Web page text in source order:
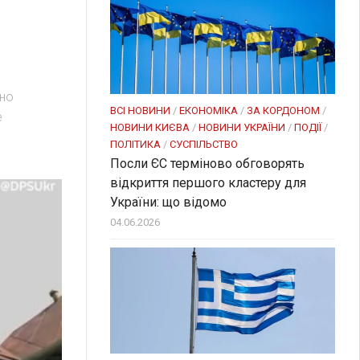
ВСІ НОВИНИ / ЕКОНОМІКА / ЗА КОРДОНОМ /
НОВИНИ КИЄВА / НОВИНИ УКРАЇНИ / ПОДІЇ /
ПОЛІТИКА / СУСПІЛЬСТВО
Посли ЄC терміново обговорять
відкриття першого кластеру для
України: що відомо
04.06.2026